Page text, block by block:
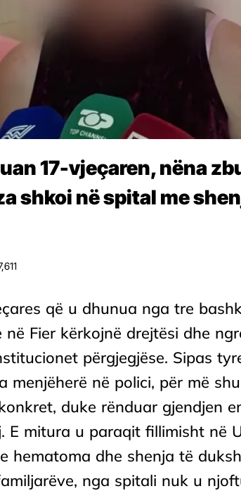
17-vjeçaren, nëna
shkoi në spital me
që u dhunua nga tre
në Fier kërkojnë drejtësi dhe
përgjegjëse. Sipas
menjëherë në polici, për më
duke rënduar gjendjen
E mitura u paraqit fillimisht në
hematoma dhe shenja të
nga spitali nuk u